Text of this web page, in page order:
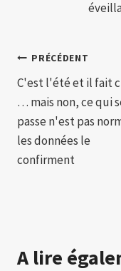
Navigation
de
l’article
PRÉCÉDENT
C'est l'été et il fait
… mais non, ce qui
passe n'est pas
les données le
confirment
A lire